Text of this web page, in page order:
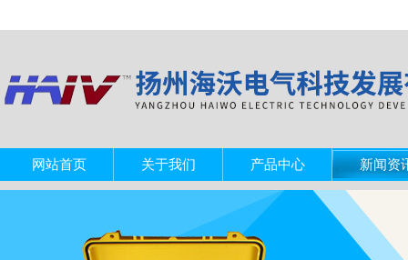
网站首页 关于我们 产品中心 新闻资